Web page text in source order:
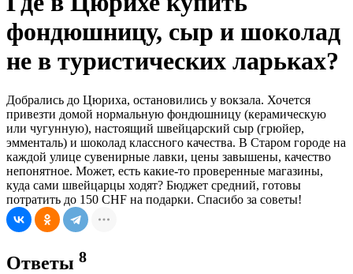
фондюшницу, сыр и шоколад
не в туристических ларьках?
Добрались до Цюриха, остановились у вокзала. Хочется
привезти домой нормальную фондюшницу (керамическую
или чугунную), настоящий швейцарский сыр (грюйер,
эмменталь) и шоколад классного качества. В Старом городе на
каждой улице сувенирные лавки, цены завышены, качество
непонятное. Может, есть какие-то проверенные магазины,
куда сами швейцарцы ходят? Бюджет средний, готовы
потратить до 150 CHF на подарки. Спасибо за советы!
Ответы 8